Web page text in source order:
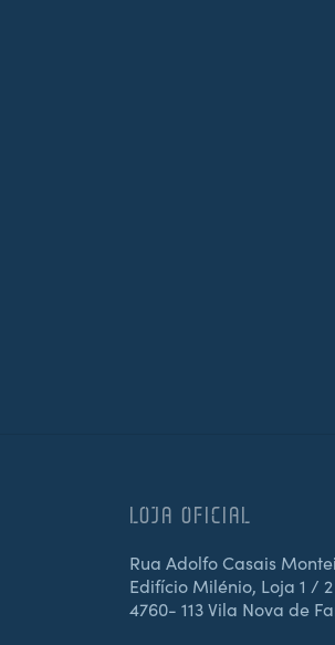
LOJA OFICIAL
Rua Adolfo Casais
Edifício Milénio, Loja 1 / 2
4760- 113 Vila Nova de